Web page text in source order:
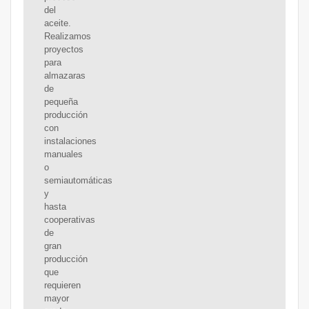
del
aceite.
Realizamos
proyectos
para
almazaras
de
pequeña
producción
con
instalaciones
manuales
o
semiautomáticas
y
hasta
cooperativas
de
gran
producción
que
requieren
mayor